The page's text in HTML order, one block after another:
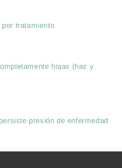
por tratamiento
hojas (haz y
presión de enfermedad